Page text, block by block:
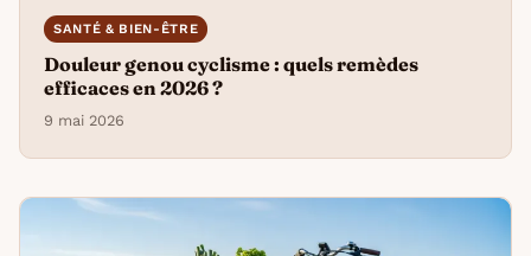
SANTÉ & BIEN-ÊTRE
Douleur genou cyclisme : quels remèdes
efficaces en 2026 ?
9 mai 2026